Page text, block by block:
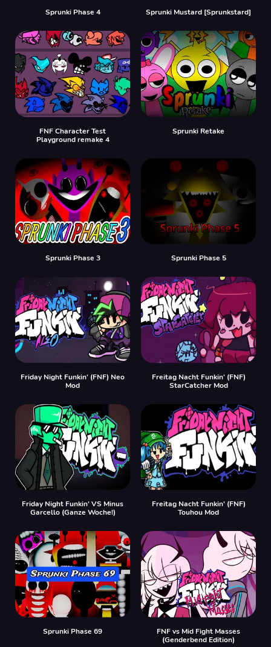
Sprunki Phase 4 Sprunki Mustard [Sprunkstard]
FNF Character Test
Playground remake 4
Sprunki Retake
Sprunki Phase 3 Sprunki Phase 5
Friday Night Funkin' (FNF) Neo
Mod
Freitag Nacht Funkin' (FNF)
StarCatcher Mod
Friday Night Funkin' VS Minus
Garcello (Ganze Woche!)
Freitag Nacht Funkin' (FNF)
Touhou Mod
Sprunki Phase 69
FNF vs Mid Fight Masses
(Genderbend Edition)